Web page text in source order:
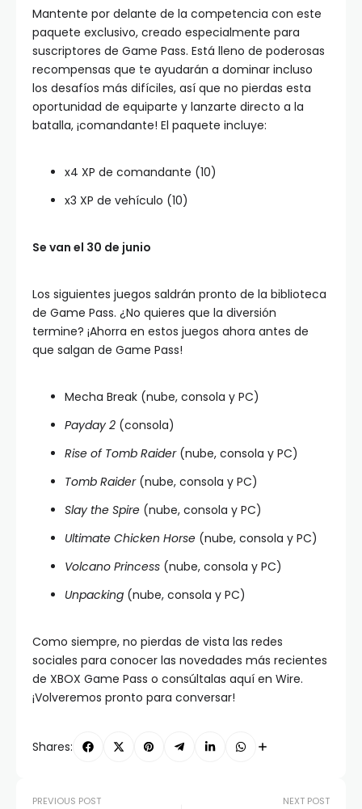
Mantente por delante de la competencia con este
paquete exclusivo, creado especialmente para
suscriptores de Game Pass. Está lleno de poderosas
recompensas que te ayudarán a dominar incluso
los desafíos más difíciles, así que no pierdas esta
oportunidad de equiparte y lanzarte directo a la
batalla, ¡comandante! El paquete incluye:
x4 XP de comandante (10)
x3 XP de vehículo (10)
Se van el 30 de junio
Los siguientes juegos saldrán pronto de la biblioteca
de Game Pass. ¿No quieres que la diversión
termine? ¡Ahorra en estos juegos ahora antes de
que salgan de Game Pass!
Mecha Break (nube, consola y PC)
Payday 2 (consola)
Rise of Tomb Raider(nube, consola y PC)
Tomb Raider(nube, consola y PC)
Slay the Spire (nube, consola y PC)
Ultimate Chicken Horse (nube, consola y PC)
Volcano Princess (nube, consola y PC)
Unpacking (nube, consola y PC)
Como siempre, no pierdas de vista las redes
sociales para conocer las novedades más recientes
de XBOX Game Pass o consúltalas aquí en Wire.
¡Volveremos pronto para conversar!
Shares:
PREVIOUS POST NEXT POST